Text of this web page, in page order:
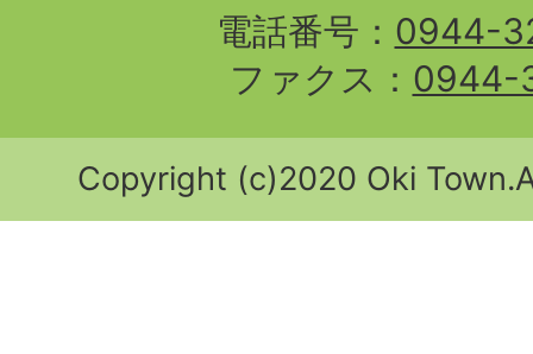
電話番号： 0944-
ファクス： 0944-
Copyright (c)2020 Oki